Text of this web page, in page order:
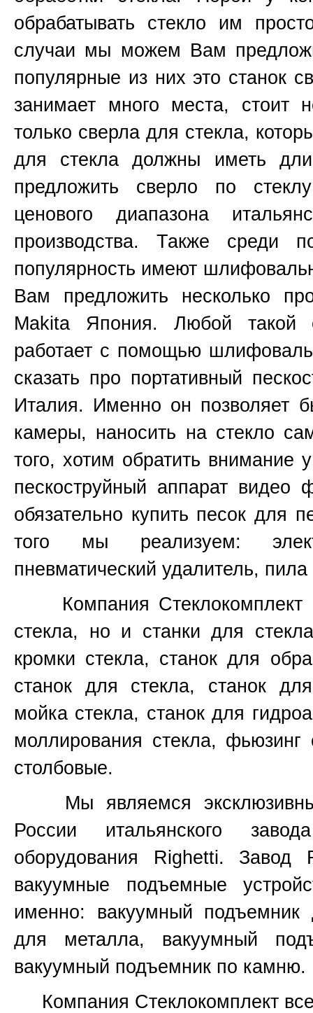
обрабатывать стекло им
случаи мы можем Вам
популярные из них это станок
занимает много места, стоит
только сверла для стекла,
для стекла должны иметь
предложить сверло по
ценового диапазона
производства. Также среди
популярность имеют
Вам предложить несколько
Makita Япония. Любой такой
работает с помощью
сказать про портативный
Италия. Именно он позволяет
камеры, наносить на стекло
того, хотим обратить
пескоструйный аппарат
обязательно купить песок для
того мы реализуем:
пневматический удалитель,
Компания Стеклокомплект
стекла, но и станки для
кромки стекла, станок для
станок для стекла, станок
мойка стекла, станок для
моллирования стекла,
столбовые.
Мы являемся
России итальянского
оборудования Righetti. Завод
вакуумные подъемные
именно: вакуумный
для металла, вакуумный
вакуумный подъемник по камню.
Компания Стеклокомплект